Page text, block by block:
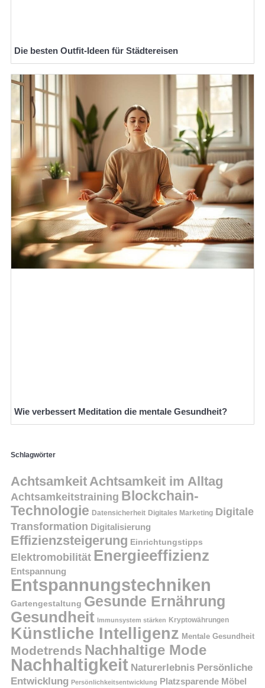
Die besten Outfit-Ideen für Städtereisen
Wie verbessert Meditation die mentale Gesundheit?
Schlagwörter
AchtsamkeitAchtsamkeit im Alltag
Achtsamkeitstraining Blockchain-
Technologie Datensicherheit Digitales Marketing Digitale
Transformation Digitalisierung
Effizienzsteigerung Einrichtungstipps
Elektromobilität Energieeffizienz
Entspannung
Entspannungstechniken
Gartengestaltung Gesunde Ernährung
Gesundheit Immunsystem stärken Kryptowährungen
Künstliche Intelligenz Mentale Gesundheit
Modetrends Nachhaltige Mode
Nachhaltigkeit Naturerlebnis Persönliche
Entwicklung Persönlichkeitsentwicklung Platzsparende Möbel